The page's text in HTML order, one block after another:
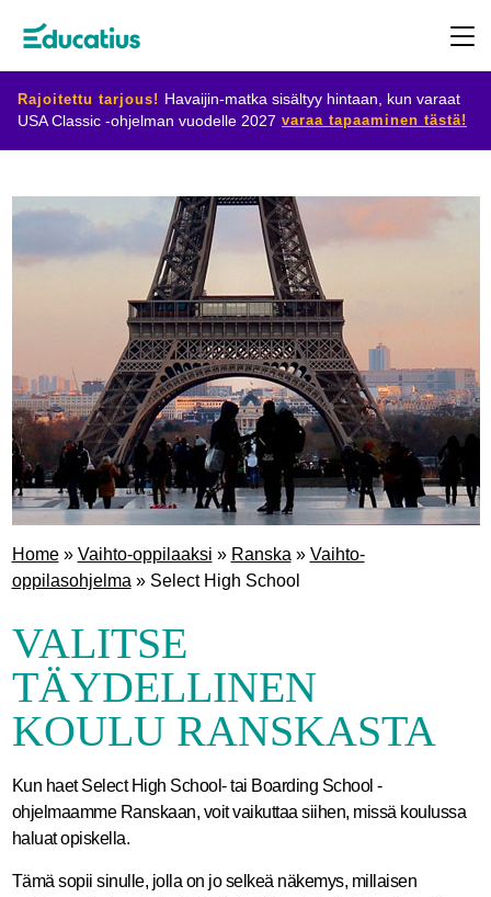
Rajoitettu tarjous! Havaijin-matka sisältyy hintaan, kun varaat
USA Classic -ohjelman vuodelle 2027 varaa tapaaminen tästä!
Ohjelmat
Suunnittele
Ryhdy
isäntäperheeksi
Home» Vaihto-oppilaaksi » Ranska » Vaihto-
oppilasohjelma » Select High School
VALITSE
TÄYDELLINEN
KOULU RANSKASTA
Kun haet Select High School- tai Boarding School -
ohjelmaamme Ranskaan, voit vaikuttaa siihen, missä koulussa
haluat opiskella.
Tämä sopii sinulle, jolla on jo selkeä näkemys, millaisen